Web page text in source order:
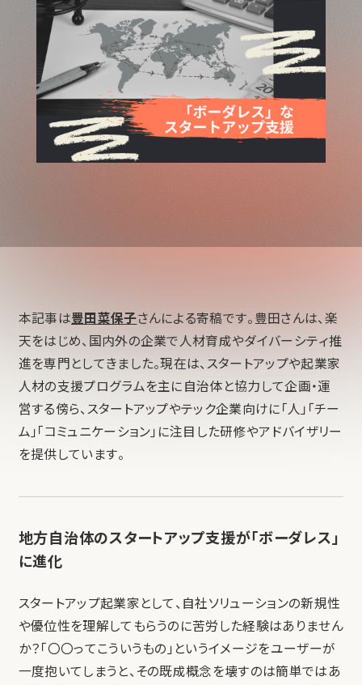
本記事は豊田菜保子さんによる寄稿です。豊田さんは、楽
天をはじめ、国内外の企業で人材育成やダイバーシティ推
進を専門としてきました。現在は、スタートアップや起業家
人材の支援プログラムを主に自治体と協力して企画・運
営する傍ら、スタートアップやテック企業向けに「人」「チー
ム」「コミュニケーション」に注目した研修やアドバイザリー
を提供しています。
地方自治体のスタートアップ支援が「ボーダレス」
に進化
スタートアップ起業家として、自社ソリューションの新規性
や優位性を理解してもらうのに苦労した経験はありません
か？「〇〇ってこういうもの」というイメージをユーザーが
一度抱いてしまうと、その既成概念を壊すのは簡単ではあ